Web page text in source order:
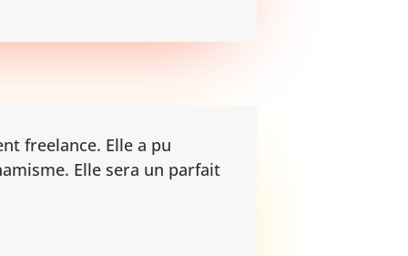
freelance. Elle a pu
Elle sera un parfait